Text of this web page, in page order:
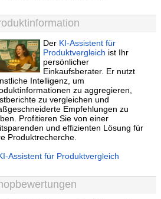
Der KI-Assistent für
Produktvergleich ist Ihr
persönlicher
Einkaufsberater. Er nutzt
Intelligenz, um
zu aggregieren,
zu vergleichen und
Empfehlungen zu
Profitieren Sie von einer
und effizienten Lösung für
Produktrecherche.
Assistent für Produktvergleich